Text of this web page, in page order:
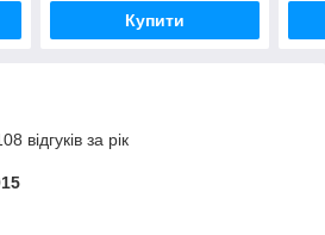
Купити
відгуків за рік